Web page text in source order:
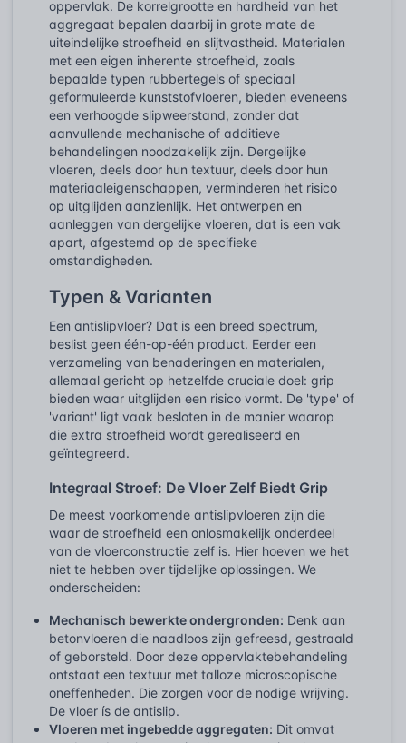
oppervlak. De korrelgrootte en hardheid van het
aggregaat bepalen daarbij in grote mate de
uiteindelijke stroefheid en slijtvastheid. Materialen
met een eigen inherente stroefheid, zoals
bepaalde typen rubbertegels of speciaal
geformuleerde kunststofvloeren, bieden eveneens
een verhoogde slipweerstand, zonder dat
aanvullende mechanische of additieve
behandelingen noodzakelijk zijn. Dergelijke
vloeren, deels door hun textuur, deels door hun
materiaaleigenschappen, verminderen het risico
op uitglijden aanzienlijk. Het ontwerpen en
aanleggen van dergelijke vloeren, dat is een vak
apart, afgestemd op de specifieke
omstandigheden.
Typen & Varianten
Een antislipvloer? Dat is een breed spectrum,
beslist geen één-op-één product. Eerder een
verzameling van benaderingen en materialen,
allemaal gericht op hetzelfde cruciale doel: grip
bieden waar uitglijden een risico vormt. De 'type' of
'variant' ligt vaak besloten in de manier waarop
die extra stroefheid wordt gerealiseerd en
geïntegreerd.
Integraal Stroef: De Vloer Zelf Biedt Grip
De meest voorkomende antislipvloeren zijn die
waar de stroefheid een onlosmakelijk onderdeel
van de vloerconstructie zelf is. Hier hoeven we het
niet te hebben over tijdelijke oplossingen. We
onderscheiden:
Mechanisch bewerkte ondergronden: Denk aan
betonvloeren die naadloos zijn gefreesd, gestraald
of geborsteld. Door deze oppervlaktebehandeling
ontstaat een textuur met talloze microscopische
oneffenheden. Die zorgen voor de nodige wrijving.
De vloer ís de antislip.
Vloeren met ingebedde aggregaten: Dit omvat